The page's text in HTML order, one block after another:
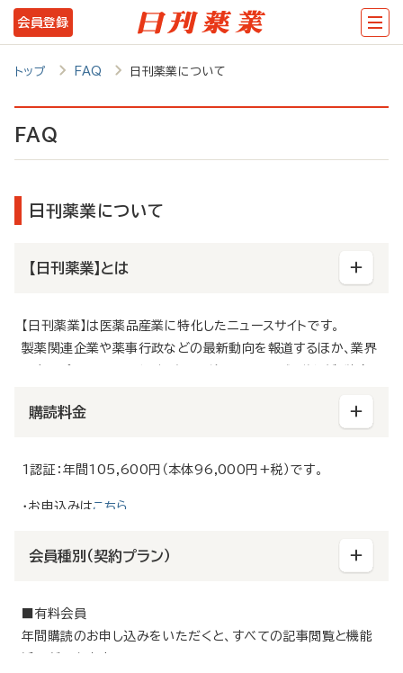
メ
イ
テ
会員登録
トップ FAQ 日刊薬業について
FAQ
日刊薬業について
【日刊薬業】とは
【日刊薬業】は医薬品産業に特化したニュースサイトです。
製薬関連企業や薬事行政などの最新動向を報道するほか、業界
・詳細はこちら
購読料金
1認証：年間105,600円（本体96,000円+税）です。
・お申込みはこちら
（30認証以上）はご検討の場合は、お問い合わせフォームよりご
会員種別（契約プラン）
■有料会員
年間購読のお申し込みをいただくと、すべての記事閲覧と機能